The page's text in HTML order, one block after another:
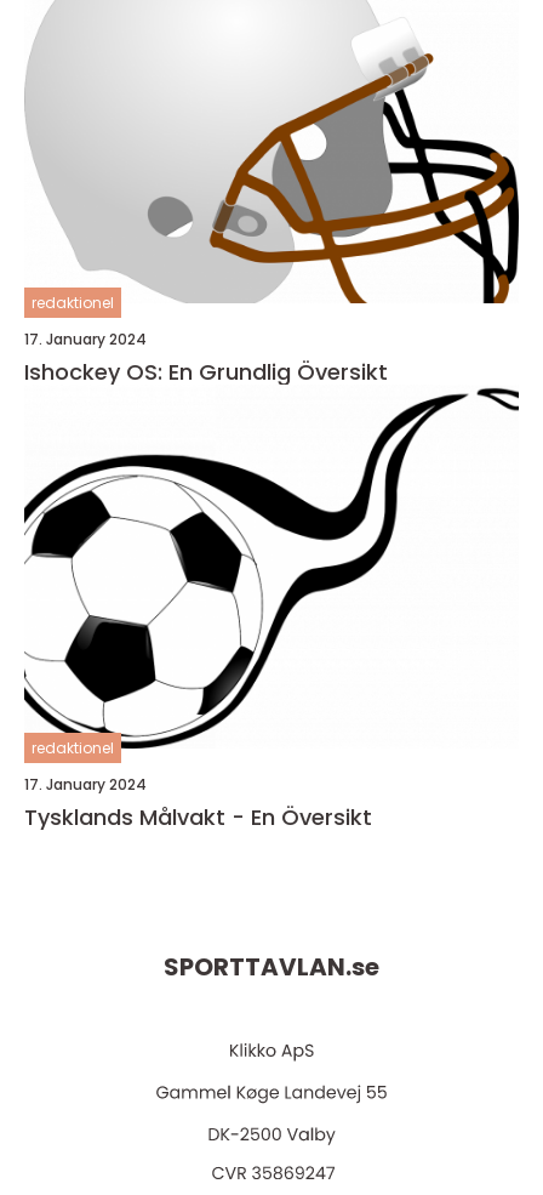
redaktionel
17. January 2024
Ishockey OS: En Grundlig Översikt
redaktionel
17. January 2024
Tysklands Målvakt - En Översikt
SPORTTAVLAN.se